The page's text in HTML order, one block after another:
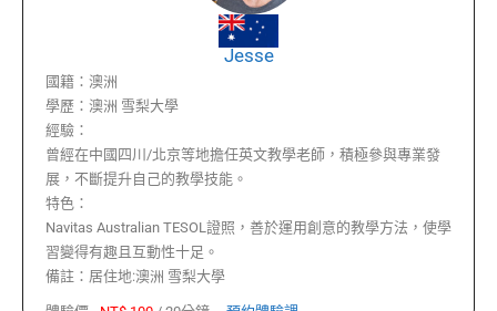
Jesse
國籍： 澳洲
學歷： 澳洲 雪梨大學
經驗：
曾經在中國四川/北京等地擔任英文教學老師，積極參與專業發
展，不斷提升自己的教學技能。
特色：
Navitas Australian TESOL證照，善於運用創意的教學方法，使學
習變得有趣且互動性十足。
備註： 居住地:澳洲 雪梨大學